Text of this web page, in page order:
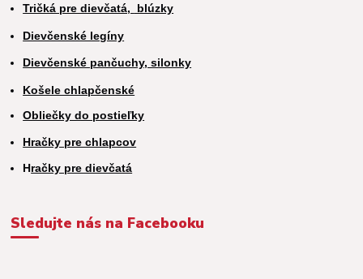
Tričká pre dievčatá, blúzky
Dievčenské legíny
Dievčenské pančuchy, silonky
Košele chlapčenské
Obliečky do postieľky
Hračky pre chlapcov
Hračky pre dievčatá
Sledujte nás na Facebooku